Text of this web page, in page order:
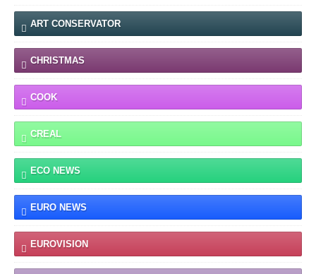
ART CONSERVATOR
CHRISTMAS
COOK
CREAL
ECO NEWS
EURO NEWS
EUROVISION